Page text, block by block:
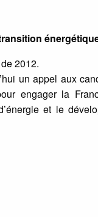
2012.
un appel aux
engager la
et le